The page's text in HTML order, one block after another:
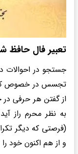
تعبیر فال حافظ
جستجو در احوالات
تجسس در خصوص
از گفتن هر حرفی
به نظر محرم راز
(فرصتی که دیگر
و از هم اکنون خود